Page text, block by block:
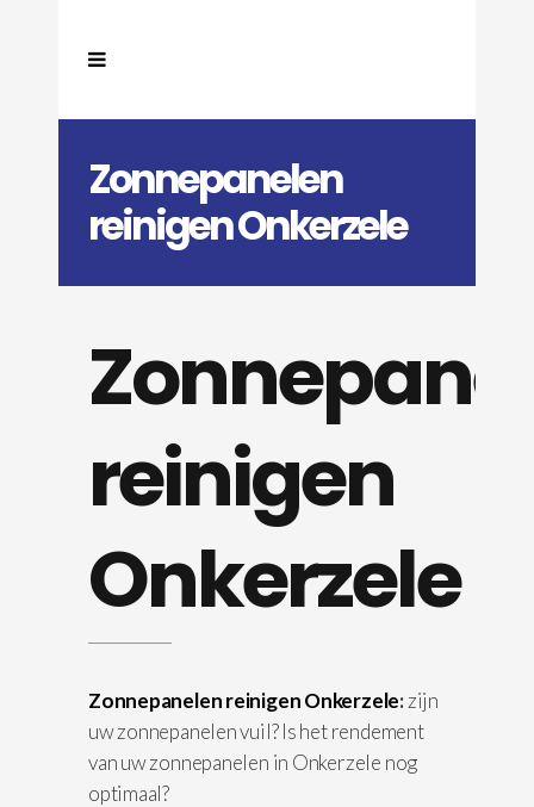
Zonnepanelen
reinigen Onkerzele
reinigen
Onkerzele
Zonnepanelen reinigen Onkerzele:zijn
uw zonnepanelen vuil? Is het rendement
van uw zonnepanelen in Onkerzele nog
optimaal?